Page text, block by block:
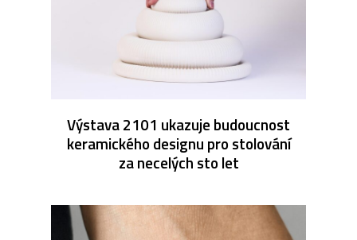
Výstava 2101 ukazuje budoucnost
keramického designu pro stolování
za necelých sto let